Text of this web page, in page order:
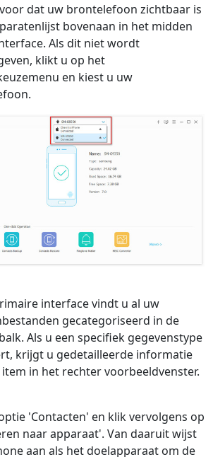
dat uw brontelefoon zichtbaar is
bovenaan in het midden
Als dit niet wordt
klikt u op het
en kiest u uw
interface vindt u al uw
gecategoriseerd in de
Als u een specifiek gegevenstype
krijgt u gedetailleerde informatie
in het rechter voorbeeldvenster.
'Contacten' en klik vervolgens op
naar apparaat'. Van daaruit wijst
aan als het doelapparaat om de
Switch
Español
Français
Suomalainen
हिंदी
Polskie
қазақ
繁體中文